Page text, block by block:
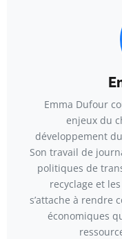
Emma Dufour
enjeux du
développement
Son travail de
politiques de
recyclage et
s’attache à rendre
économiques